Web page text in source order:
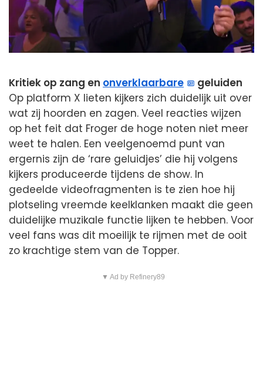
Kritiek op zang en onverklaarbare
geluiden
Op platform X lieten kijkers zich duidelijk uit over
wat zij hoorden en zagen. Veel reacties wijzen
op het feit dat Froger de hoge noten niet meer
weet te halen. Een veelgenoemd punt van
ergernis zijn de ‘rare geluidjes’ die hij volgens
kijkers produceerde tijdens de show. In
gedeelde videofragmenten is te zien hoe hij
plotseling vreemde keelklanken maakt die geen
duidelijke muzikale functie lijken te hebben. Voor
veel fans was dit moeilijk te rijmen met de ooit
zo krachtige stem van de Topper.
▼ Ad by Refinery89